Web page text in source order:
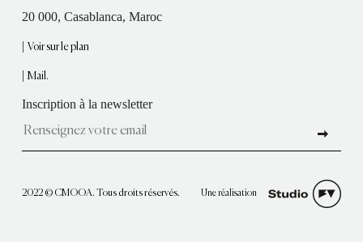
20 000, Casablanca, Maroc
|Voir sur le plan
|Mail.
Inscription à la newsletter
2022 © CMOOA. Tous droits réservés. Une réalisation